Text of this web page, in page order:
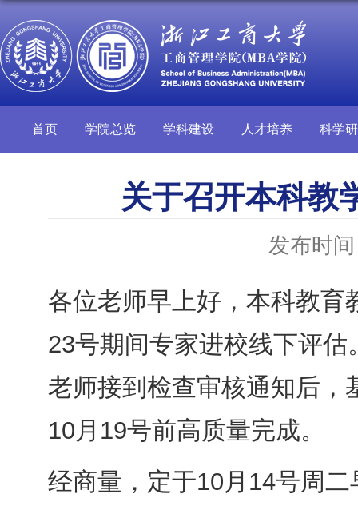
首页 学院总览 学科建设 人才培养 科学
关于召开本科教
发布时
各位老师早上好，本科教育
23号期间专家进校线下评
老师接到检查审核通知后，
10月19号前高质量完成。
经商量，定于10月14号周